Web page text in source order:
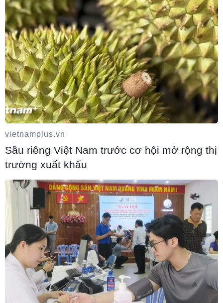
Liên hợp quốc kêu gọi chấm dứt tấn công
dân thường trong xung đột Nga-Ukraine
07/08/2026 04:29
Chính sách nhà ở của nước Anh - Góc
tham chiếu cho Việt Nam
07/08/2026 04:08
vietnamplus.vn
Sầu riêng Việt Nam trước cơ hội mở rộng thị
trường xuất khẩu